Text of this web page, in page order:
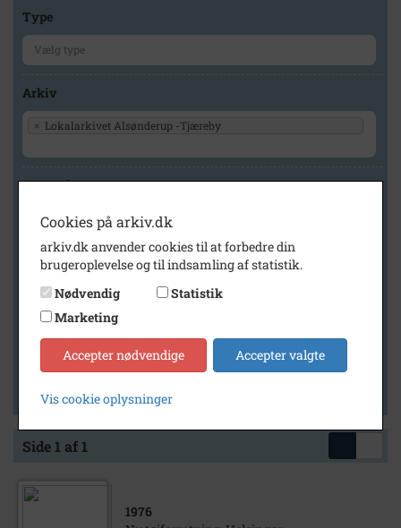
Type
Arkiv
× Lokalarkivet Alsønderup -Tjæreby
Geografi
Generelt
Vis kun med billeder
Vis kun med filmklip
Vis kun med lydklip
Vis kun med kilder
Vis kun med geo-tag
Side 1 af 1
1976
Cookies på arkiv.dk
arkiv.dk anvender cookies til at forbedre din
brugeroplevelse og til indsamling af statistik.
Nødvendig
Statistik
Marketing
Accepter nødvendige Accepter valgte
Vis cookie oplysninger